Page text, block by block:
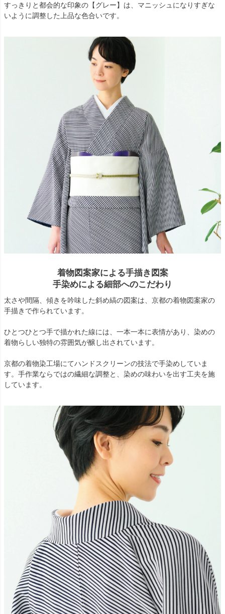
すっきりと都会的な印象の【グレー】は、マニッシュになりすぎな
いように調整した上品な色合いです。
着物図案家による手描き図案
手染めによる細部へのこだわり
太さや間隔、傾きを吟味した斜め縞の図案は、京都の着物図案家の
手描きで作られています。
ひとつひとつ手で描かれた線には、一本一本に表情があり、染めの
着物らしい独特の雰囲気が醸し出されています。
京都の着物染工場にてハンドスクリーンの技法で手染めしていま
す。手作業ならではの繊細な調整と、染めの味わいを出す工夫を施
しています。